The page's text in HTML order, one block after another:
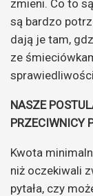
zmieni. Co to
są bardzo
dają je tam,
ze
NASZE
PRZECIWNICY
Kwota
niż oczekiwali
pytała, czy